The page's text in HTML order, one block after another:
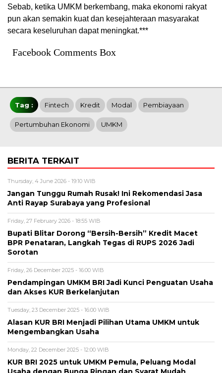
Sebab, ketika UMKM berkembang, maka ekonomi rakyat
pun akan semakin kuat dan kesejahteraan masyarakat
secara keseluruhan dapat meningkat.***
Facebook Comments Box
Tag : Fintech Kredit Modal Pembiayaan
Pertumbuhan Ekonomi UMKM
BERITA TERKAIT
Thursday, 4 June 2026 - 19:10 WIB
Jangan Tunggu Rumah Rusak! Ini Rekomendasi Jasa
Anti Rayap Surabaya yang Profesional
Friday, 27 February 2026 - 18:55 WIB
Bupati Blitar Dorong “Bersih-Bersih” Kredit Macet
BPR Penataran, Langkah Tegas di RUPS 2026 Jadi
Sorotan
Friday, 26 December 2025 - 16:00 WIB
Pendampingan UMKM BRI Jadi Kunci Penguatan Usaha
dan Akses KUR Berkelanjutan
Tuesday, 23 December 2025 - 16:00 WIB
Alasan KUR BRI Menjadi Pilihan Utama UMKM untuk
Mengembangkan Usaha
Monday, 22 December 2025 - 12:00 WIB
KUR BRI 2025 untuk UMKM Pemula, Peluang Modal